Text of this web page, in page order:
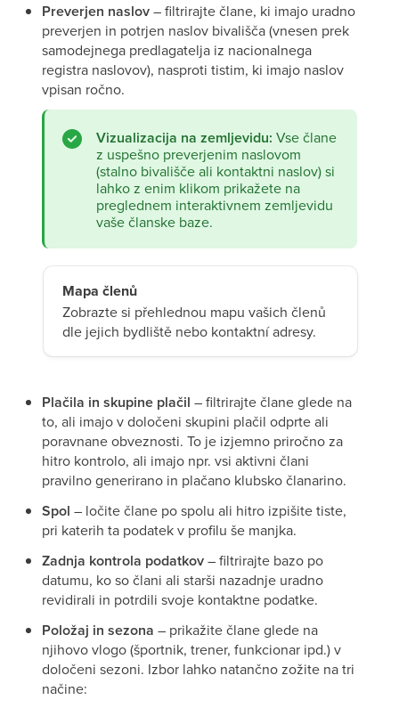
Preverjen naslov– filtrirajte člane, ki imajo uradno
preverjen in potrjen naslov bivališča (vnesen prek
samodejnega predlagatelja iz nacionalnega
registra naslovov), nasproti tistim, ki imajo naslov
vpisan ročno.
Vizualizacija na zemljevidu: Vse člane
z uspešno preverjenim naslovom
(stalno bivališče ali kontaktni naslov) si
lahko z enim klikom prikažete na
preglednem interaktivnem zemljevidu
vaše članske baze.
Mapa členů
Zobrazte si přehlednou mapu vašich členů
dle jejich bydliště nebo kontaktní adresy.
Plačila in skupine plačil – filtrirajte člane glede na
to, ali imajo v določeni skupini plačil odprte ali
poravnane obveznosti. To je izjemno priročno za
hitro kontrolo, ali imajo npr. vsi aktivni člani
pravilno generirano in plačano klubsko članarino.
Spol – ločite člane po spolu ali hitro izpišite tiste,
pri katerih ta podatek v profilu še manjka.
Zadnja kontrola podatkov– filtrirajte bazo po
datumu, ko so člani ali starši nazadnje uradno
revidirali in potrdili svoje kontaktne podatke.
Položaj in sezona – prikažite člane glede na
njihovo vlogo (športnik, trener, funkcionar ipd.) v
določeni sezoni. Izbor lahko natančno zožite na tri
načine: